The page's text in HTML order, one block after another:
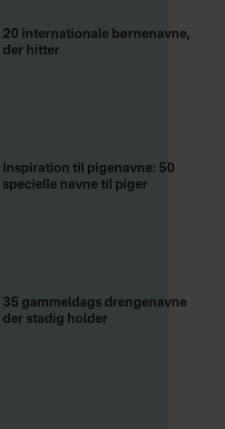
20 internationale børnenavne,
der hitter
Inspiration til pigenavne: 50
specielle navne til piger
35 gammeldags drengenavne
der stadig holder